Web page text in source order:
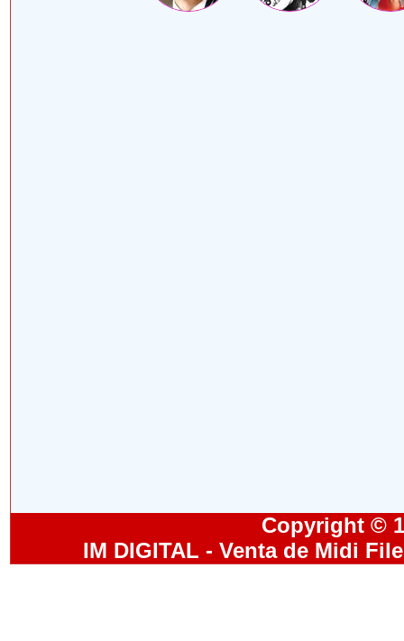
Copyright ©
IM DIGITAL - Venta de Midi